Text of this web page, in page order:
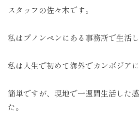
スタッフの佐々木です。
私はプノンペンにある事務所で生活し
私は人生で初めて海外でカンボジアに
簡単ですが、現地で一週間生活した
た。